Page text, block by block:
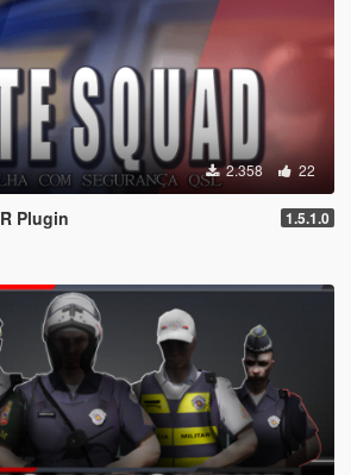
2.358 22
Plugin 1.5.1.0